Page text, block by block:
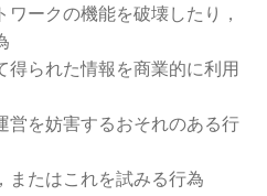
ワークの機能を破壊したり，
得られた情報を商業的に利用
営を妨害するおそれのある行
またはこれを試みる行為